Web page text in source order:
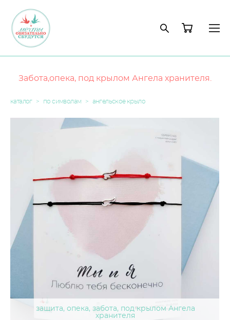
Забота,опека, под крылом Ангела хранителя.
каталог > по символам > ангельское крыло
защита, опека, забота, под крылом Ангела
хранителя